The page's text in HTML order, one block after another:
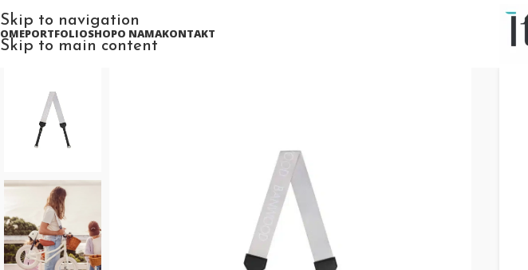
Skip to navigation
Skip to main content
PORTFOLIOSHOPO NAMAKONTAKT